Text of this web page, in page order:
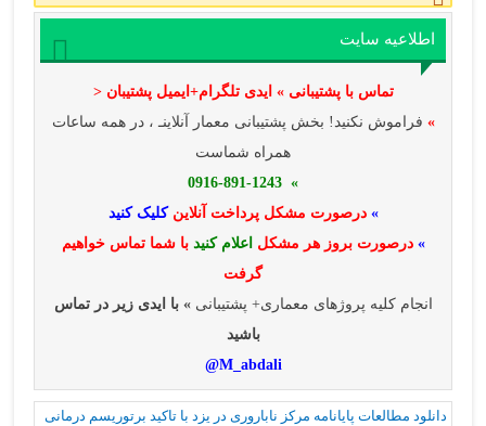
اطلاعیه سایت
تماس با پشتیبانی » ایدی تلگرام+ایمیل پشتیبان <
» فراموش نکنید! بخش پشتیبانی معمار آنلاینـ ، در همه ساعات
همراه شماست
» 0916-891-1243
» درصورت مشکل پرداخت آنلاینکلیک کنید
» درصورت بروز هر مشکل اعلام کنید با شما تماس خواهیم
گرفت
انجام کلیه پروژهای معماری+ پشتیبانی» با ایدی زیر در تماس
باشید
M_abdali@
دانلود مطالعات پایانامه مرکز ناباروری در یزد با تاکید برتوریسم درمانی